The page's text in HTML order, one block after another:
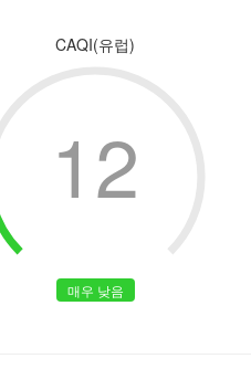
CAQI(유럽)
매우 낮음
12